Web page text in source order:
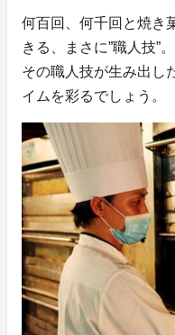
何百回、何千回と焼き
きる、まさに”職人技”。
その職人技が生み出し
イムを彩るでしょう。